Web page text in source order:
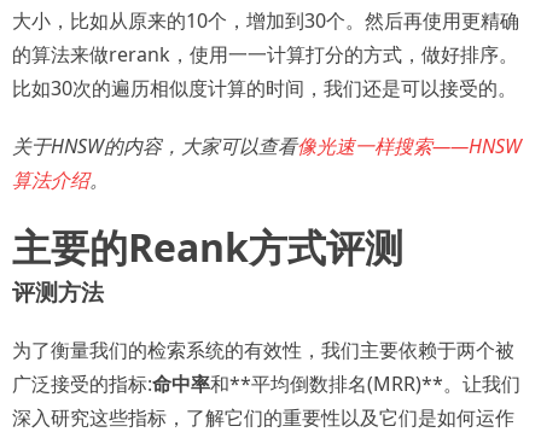
大小，比如从原来的10个，增加到30个。然后再使用更精确
的算法来做rerank，使用一一计算打分的方式，做好排序。
比如30次的遍历相似度计算的时间，我们还是可以接受的。
关于HNSW的内容，大家可以查看像光速一样搜索——HNSW
算法介绍。
主要的Reank方式评测
评测方法
为了衡量我们的检索系统的有效性，我们主要依赖于两个被
广泛接受的指标:命中率和**平均倒数排名(MRR)**。让我们
深入研究这些指标，了解它们的重要性以及它们是如何运作